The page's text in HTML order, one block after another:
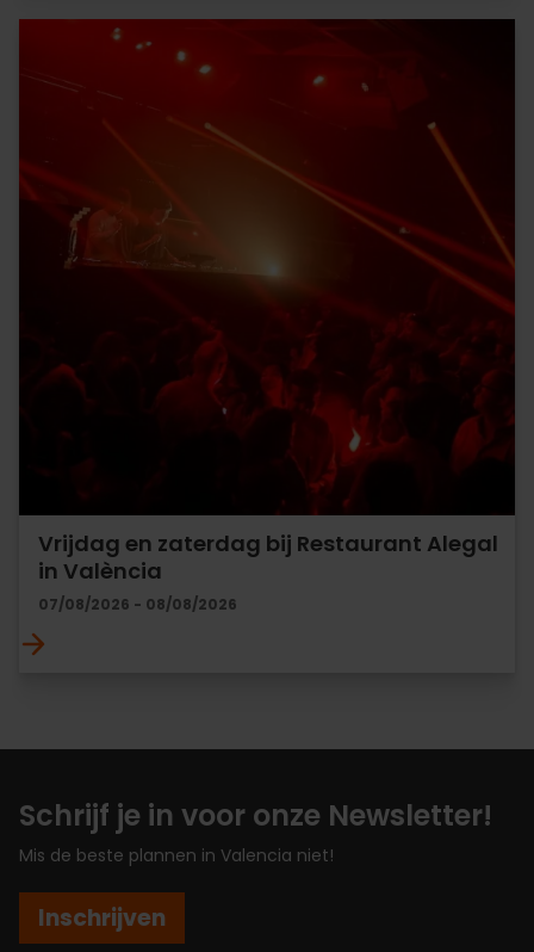
Vrijdag en zaterdag bij Restaurant Alegal
in València
07/08/2026 - 08/08/2026
Schrijf je in voor onze Newsletter!
Mis de beste plannen in Valencia niet!
Inschrijven